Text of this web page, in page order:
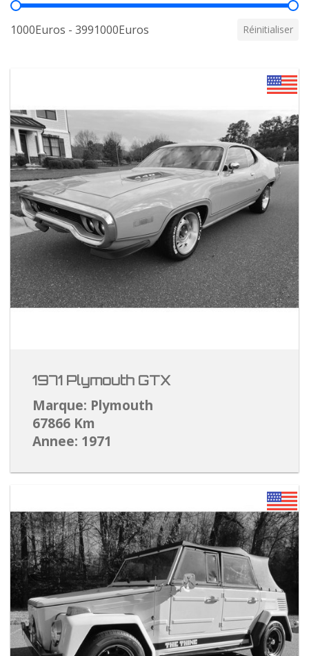
Prix
1000Euros - 3991000Euros Réinitialiser
1971 Plymouth GTX
Marque: Plymouth
67866 Km
Annee: 1971